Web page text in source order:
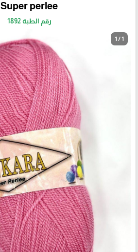
Super perlee
رقم الطبة 1892
1 / 1